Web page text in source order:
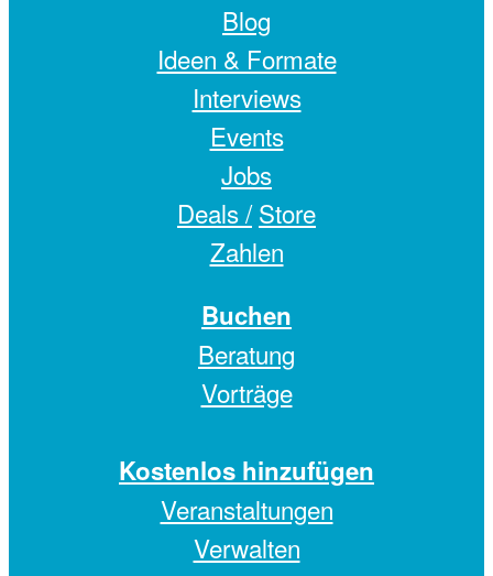
Blog
Ideen & Formate
Interviews
Events
Jobs
Deals / Store
Zahlen
Buchen
Beratung
Vorträge
Kostenlos hinzufügen
Veranstaltungen
Verwalten